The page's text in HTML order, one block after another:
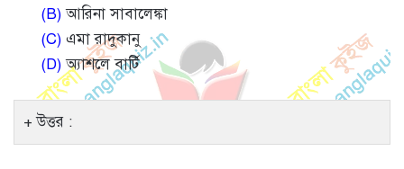
(B)আরিনা সাবালেঙ্কা
(C) এমা রাদুকানু
(D)অ্যাশলে বার্টি
উত্তর :